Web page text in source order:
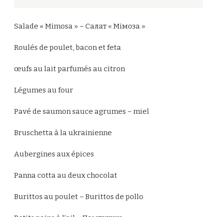
Salade « Mimosa » – Салат « Мімоза »
Roulés de poulet, bacon et feta
œufs au lait parfumés au citron
Légumes au four
Pavé de saumon sauce agrumes – miel
Bruschetta à la ukrainienne
Aubergines aux épices
Panna cotta au deux chocolat
Burittos au poulet – Burittos de pollo